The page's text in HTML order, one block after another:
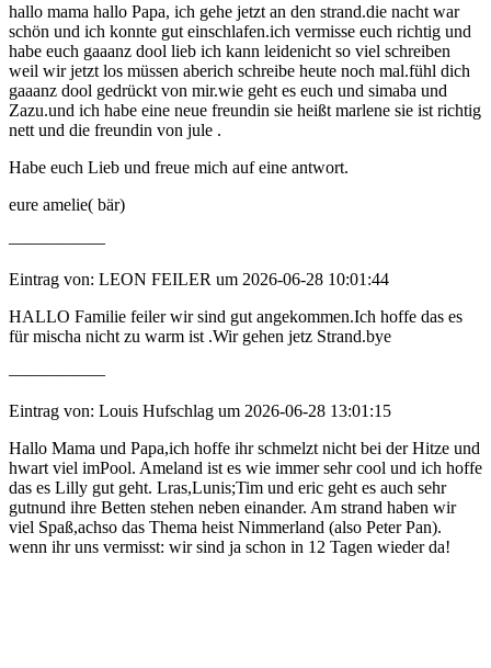
hallo mama hallo Papa, ich gehe jetzt an den strand.die nacht war
schön und ich konnte gut einschlafen.ich vermisse euch richtig und
habe euch gaaanz dool lieb ich kann leidenicht so viel schreiben
weil wir jetzt los müssen aberich schreibe heute noch mal.fühl dich
gaaanz dool gedrückt von mir.wie geht es euch und simaba und
Zazu.und ich habe eine neue freundin sie heißt marlene sie ist richtig
nett und die freundin von jule .
Habe euch Lieb und freue mich auf eine antwort.
eure amelie( bär)
—————–
Eintrag von: LEON FEILER um 2026-06-28 10:01:44
HALLO Familie feiler wir sind gut angekommen.Ich hoffe das es
für mischa nicht zu warm ist .Wir gehen jetz Strand.bye
—————–
Eintrag von: Louis Hufschlag um 2026-06-28 13:01:15
Hallo Mama und Papa,ich hoffe ihr schmelzt nicht bei der Hitze und
hwart viel imPool. Ameland ist es wie immer sehr cool und ich hoffe
das es Lilly gut geht. Lras,Lunis;Tim und eric geht es auch sehr
gutnund ihre Betten stehen neben einander. Am strand haben wir
viel Spaß,achso das Thema heist Nimmerland (also Peter Pan).
wenn ihr uns vermisst: wir sind ja schon in 12 Tagen wieder da!